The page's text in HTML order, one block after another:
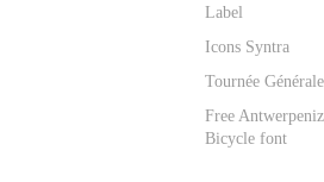
Label
Icons Syntra
Tournée Générale
Free
Bicycle font